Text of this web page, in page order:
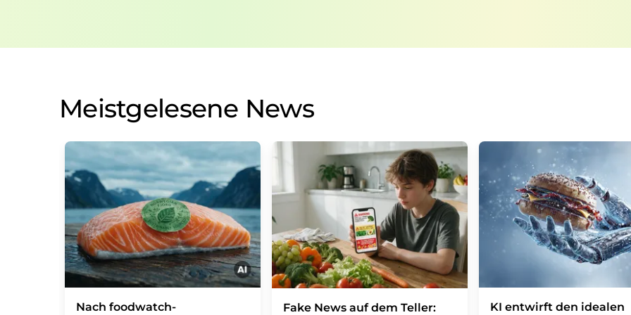
Meistgelesene News
Nach foodwatch- Fake News auf dem Teller: KI entwirft den idealen